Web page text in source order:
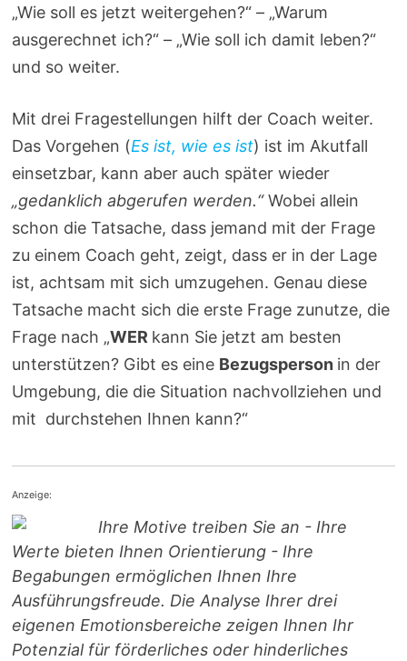
„Wie soll es jetzt weitergehen?“ – „Warum
ausgerechnet ich?“ – „Wie soll ich damit leben?“
und so weiter.
Mit drei Fragestellungen hilft der Coach weiter.
Das Vorgehen (Es ist, wie es ist) ist im Akutfall
einsetzbar, kann aber auch später wieder
„gedanklich abgerufen werden.“Wobei allein
schon die Tatsache, dass jemand mit der Frage
zu einem Coach geht, zeigt, dass er in der Lage
ist, achtsam mit sich umzugehen. Genau diese
Tatsache macht sich die erste Frage zunutze, die
Frage nach „WER kann Sie jetzt am besten
unterstützen? Gibt es eine Bezugsperson in der
Umgebung, die die Situation nachvollziehen und
mit durchstehen Ihnen kann?“
Anzeige:
Ihre Motive treiben Sie an - Ihre
Werte bieten Ihnen Orientierung - Ihre
Begabungen ermöglichen Ihnen Ihre
Ausführungsfreude. Die Analyse Ihrer drei
eigenen Emotionsbereiche zeigen Ihnen Ihr
Potenzial für förderliches oder hinderliches